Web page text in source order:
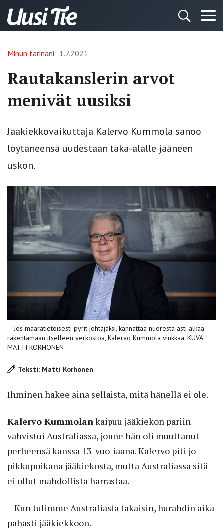
Minun tarinani 1.7.2021
Rautakanslerin arvot
menivät uusiksi
Jääkiekkovaikuttaja Kalervo Kummola sanoo
löytäneensä uudestaan taka-alalle jääneen
uskon.
– Jos määrätietoisesti pyrit johtajaksi, kannattaa nuoresta asti alkaa
rakentamaan itselleen verkostoa, Kalervo Kummola vinkkaa. KUVA:
MATTI KORHONEN
Teksti: Matti Korhonen
Ihminen hakee aina sellaista, mitä hänellä ei ole.
Kalervo Kummolan kaipuu jääkiekon pariin
vahvistui Australiassa, jonne hän oli muuttanut
perheensä kanssa 13-vuotiaana. Kalervo piti jo
pikkupoikana jääkiekosta, mutta Australiassa sitä
ei ollut mahdollista harrastaa.
– Kun tulimme Australiasta takaisin, hurahdin aika
pahasti jääkiekkoon.